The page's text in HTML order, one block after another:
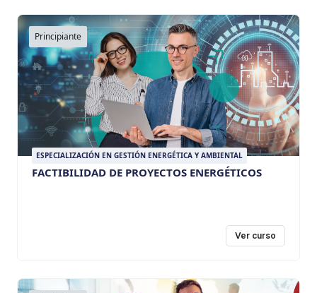
Principiante
ESPECIALIZACIÓN EN GESTIÓN ENERGÉTICA Y AMBIENTAL
FACTIBILIDAD DE PROYECTOS ENERGÉTICOS
Ver curso